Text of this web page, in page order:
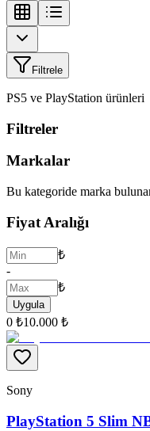
Filtrele
PS5 ve PlayStation ürünleri
Filtreler
Markalar
Bu kategoride marka
Fiyat Aralığı
₺
-
₺
Uygula
0 ₺10.000 ₺
Sony
PlayStation 5 Slim